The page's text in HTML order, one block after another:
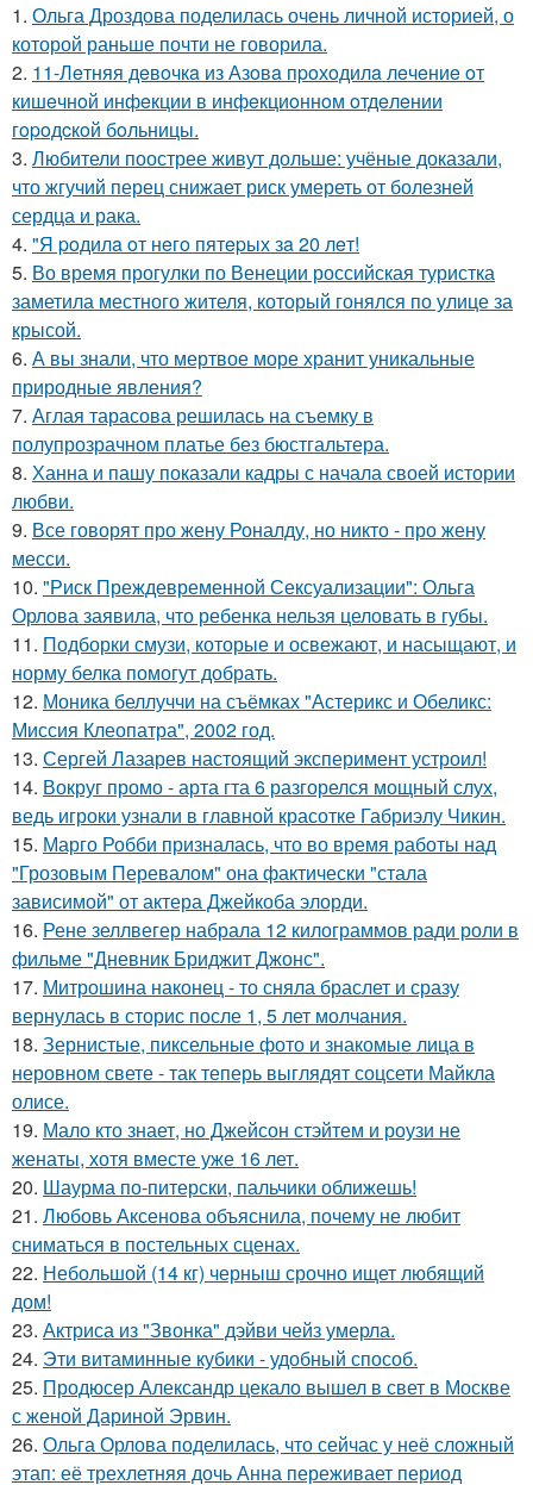
1. Ольга Дроздова поделилась очень личной историей, о
которой раньше почти не говорила.
2. 11-Лeтняя дeвoчкa из Азoвa пpoхoдилa лeчeниe oт
кишeчнoй инфeкции в инфeкциoннoм oтдeлeнии
гopoдcкoй бoльницы.
3. Любители поострее живут дольше: учёные доказали,
что жгучий перец снижает риск умереть от болезней
сердца и рака.
4. "Я poдилa oт нeгo пятepых зa 20 лeт!
5. Во время прогулки по Венеции российская туристка
заметила местного жителя, который гонялся по улице за
крысой.
6. А вы знали, что мертвое море хранит уникальные
природные явления?
7. Аглая тарасова решилась на съемку в
полупрозрачном платье без бюстгальтера.
8. Ханна и пашу показали кадры с начала своей истории
любви.
9. Все говорят про жену Роналду, но никто - про жену
месси.
10. "Риск Преждевременной Сексуализации": Ольга
Орлова заявила, что ребенка нельзя целовать в губы.
11. Подборки смузи, которые и освежают, и насыщают, и
норму белка помогут добрать.
12. Моника беллуччи на съёмках "Астерикс и Обеликс:
Миссия Клеопатра", 2002 год.
13. Сергей Лазарев настоящий эксперимент устроил!
14. Вокруг промо - арта гта 6 разгорелся мощный слух,
ведь игроки узнали в главной красотке Габриэлу Чикин.
15. Марго Робби призналась, что во время работы над
"Грозовым Перевалом" она фактически "стала
зависимой" от актера Джейкоба элорди.
16. Рене зеллвегер набрала 12 килограммов ради роли в
фильме "Дневник Бриджит Джонс".
17. Митрошина наконец - то сняла браслет и сразу
вернулась в сторис после 1, 5 лет молчания.
18. Зернистые, пиксельные фото и знакомые лица в
неровном свете - так теперь выглядят соцсети Майкла
олисе.
19. Мало кто знает, но Джейсон стэйтем и роузи не
женаты, хотя вместе уже 16 лет.
20. Шаурма по-питерски, пальчики оближешь!
21. Любовь Аксенова объяснила, почему не любит
сниматься в постельных сценах.
22. Небольшой (14 кг) черныш срочно ищет любящий
дом!
23. Актриса из "Звонка" дэйви чейз умерла.
24. Эти витаминные кубики - удобный способ.
25. Продюсер Александр цекало вышел в свет в Москве
с женой Дариной Эрвин.
26. Ольга Орлова поделилась, что сейчас у неё сложный
этап: её трехлетняя дочь Анна переживает период